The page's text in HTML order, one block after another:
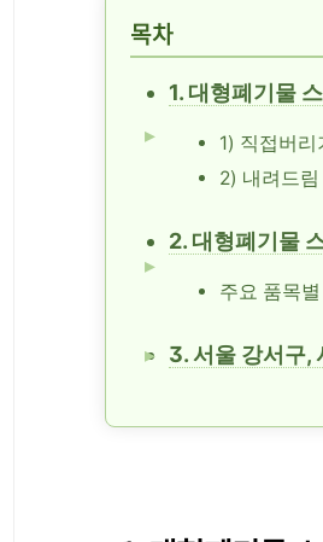
목차
1. 대형폐기물
1) 직접버리
2) 내려드
2. 대형폐기물
주요 품목
3. 서울 강서구,